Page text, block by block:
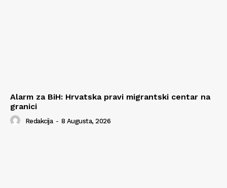
Alarm za BiH: Hrvatska pravi migrantski centar na
granici
Redakcija - 8 Augusta, 2026